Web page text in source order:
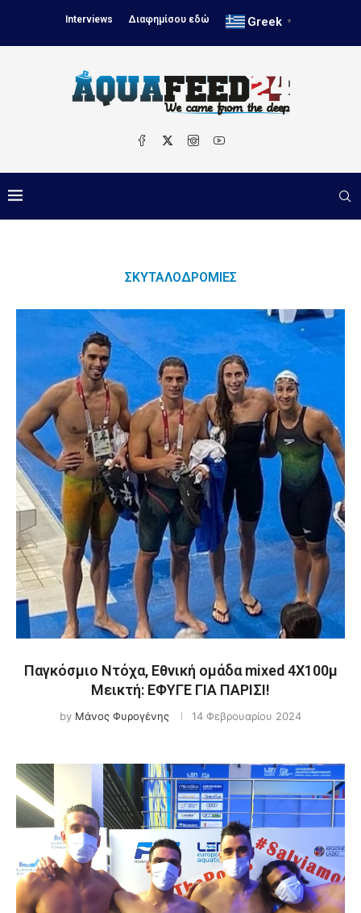
Interviews Διαφημίσου εδώ Greek ▼
ΣΚΥΤΑΛΟΔΡΟΜΊΕΣ
Παγκόσμιο Ντόχα, Εθνική ομάδα mixed 4Χ100μ
Μεικτή: ΕΦΥΓΕ ΓΙΑ ΠΑΡΙΣΙ!
by Μάνος Φυρογένης 14 Φεβρουαρίου 2024